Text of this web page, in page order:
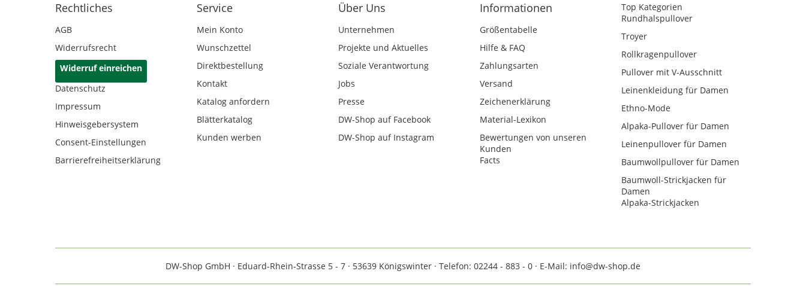
Rechtliches
AGB
Widerrufsrecht
Widerruf einreichen
Datenschutz
Impressum
Hinweisgebersystem
Consent-Einstellungen
Barrierefreiheitserklärung
Service
Mein Konto
Wunschzettel
Direktbestellung
Kontakt
Katalog anfordern
Blätterkatalog
Kunden werben
Über Uns
Unternehmen
Projekte und Aktuelles
Soziale Verantwortung
Jobs
Presse
DW-Shop auf Facebook
DW-Shop auf Instagram
Informationen
Größentabelle
Hilfe & FAQ
Zahlungsarten
Versand
Zeichenerklärung
Material-Lexikon
Bewertungen von unseren
Kunden
Facts
Top Kategorien
Rundhalspullover
Troyer
Rollkragenpullover
Pullover mit V-Ausschnitt
Leinenkleidung für Damen
Ethno-Mode
Alpaka-Pullover für Damen
Leinenpullover für Damen
Baumwollpullover für Damen
Baumwoll-Strickjacken für
Damen
Alpaka-Strickjacken
DW-Shop GmbH · Eduard-Rhein-Strasse 5 - 7 · 53639 Königswinter · Telefon: 02244 - 883 - 0 · E-Mail: info@dw-shop.de